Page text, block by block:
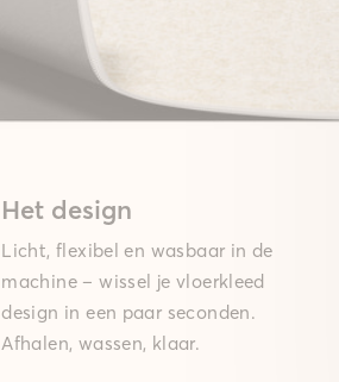
Het design
Licht, flexibel en wasbaar in de
machine – wissel je vloerkleed
design in een paar seconden.
Afhalen, wassen, klaar.